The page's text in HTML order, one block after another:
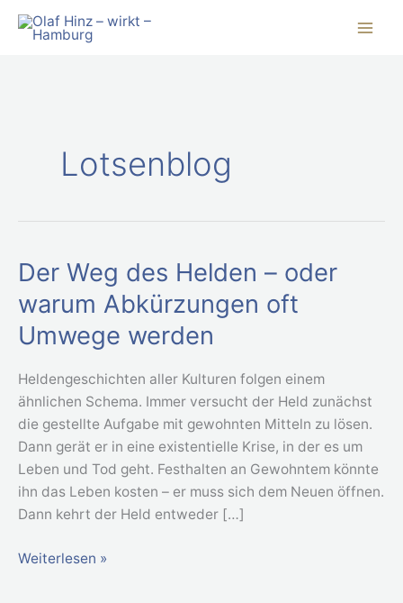
Zum
Inhalt
Lotsenblog
Der Weg des Helden – oder
warum Abkürzungen oft
Umwege werden
Heldengeschichten aller Kulturen folgen einem
ähnlichen Schema. Immer versucht der Held zunächst
die gestellte Aufgabe mit gewohnten Mitteln zu lösen.
Dann gerät er in eine existentielle Krise, in der es um
Leben und Tod geht. Festhalten an Gewohntem könnte
ihn das Leben kosten – er muss sich dem Neuen öffnen.
Dann kehrt der Held entweder […]
Der
des
Helden
oder
warum
Abkürzungen
oft
Umwege
werden
Weiterlesen »